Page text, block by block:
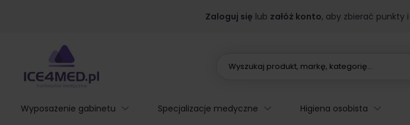
Zaloguj się lub załóż konto, aby zbierać punkty i
Wyposażenie gabinetu Specjalizacje medyczne Higiena osobista